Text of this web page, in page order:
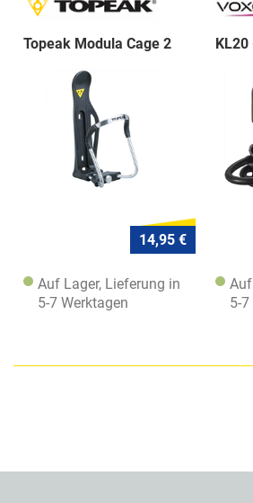
Topeak Modula Cage 2
14,95 €
Auf Lager, Lieferung in
5-7 Werktagen
5-